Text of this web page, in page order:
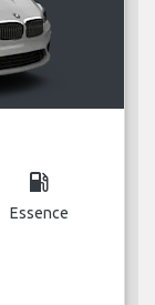
local_gas_station
Essence